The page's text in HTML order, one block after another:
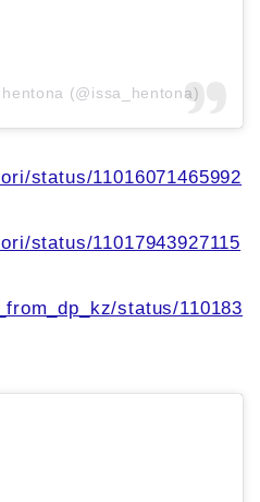
(@issa_hentona)
status/11016071465992
status/11017943927115
status/110183